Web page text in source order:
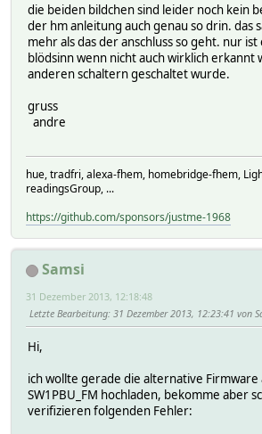
die beiden bildchen sind leider noch kein
der hm anleitung auch genau so drin. das
mehr als das der anschluss so geht. nur
blödsinn wenn nicht auch wirklich erkannt
anderen schaltern geschaltet wurde.
gruss
andre
hue, tradfri, alexa-fhem, homebridge-fhem,
readingsGroup, ...
https://github.com/sponsors/justme-1968
Samsi
31 Dezember 2013, 12:18:48
Letzte Bearbeitung: 31 Dezember 2013, 12:23:41 von
Hi,
ich wollte gerade die alternative
SW1PBU_FM hochladen, bekomme aber
verifizieren folgenden Fehler: